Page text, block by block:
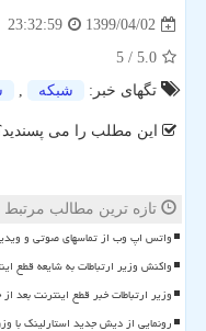
1399/04/02
23:32:59
5.0
/ 5
تگهای خبر:
شبكه ,
این مطلب را می
تازه ترین مطالب مرتبط
واتس اپ وب از تماسهای صوتی و
واکنش وزیر ارتباطات به شایعه قطع
وزیر ارتباطات خبر قطع اینترنت بعد
رونمایی از دیش جدید استارلینک با